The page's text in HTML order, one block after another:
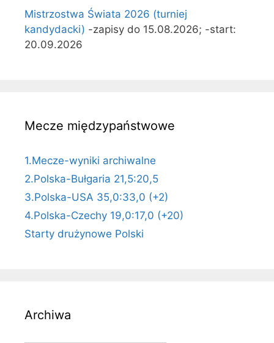
Mistrzostwa Świata 2026 (turniej
kandydacki) -zapisy do 15.08.2026; -start:
20.09.2026
Mecze międzypaństwowe
1.Mecze-wyniki archiwalne
2.Polska-Bułgaria 21,5:20,5
3.Polska-USA 35,0:33,0 (+2)
4.Polska-Czechy 19,0:17,0 (+20)
Starty drużynowe Polski
Archiwa